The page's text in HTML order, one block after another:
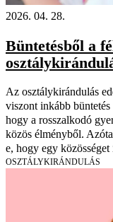
2026. 04. 28.
Büntetésből a
Az osztálykirándulás
viszont inkább
hogy a rosszalkodó
közös élményből.
e, hogy egy
OSZTÁLYKIRÁNDULÁS